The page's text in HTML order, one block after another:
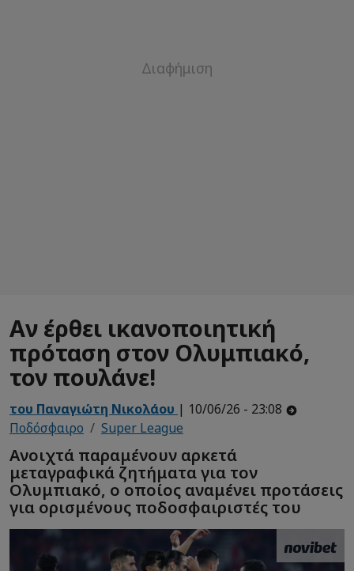
Αν έρθει ικανοποιητική
πρόταση στον Ολυμπιακό,
τον πουλάνε!
του Παναγιώτη Νικολάου | 10/06/26 - 23:08
Ποδόσφαιρο
Super League
Ανοιχτά παραμένουν αρκετά
μεταγραφικά ζητήματα για τον
Ολυμπιακό, ο οποίος αναμένει προτάσεις
για ορισμένους ποδοσφαιριστές του